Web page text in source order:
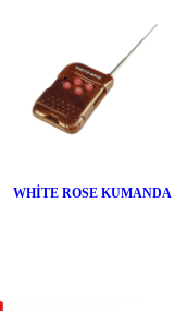
WHİTE ROSE KUMANDA